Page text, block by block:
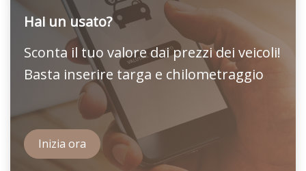
Hai un usato?
Sconta il tuo valore dai prezzi dei veicoli!
Basta inserire targa e chilometraggio
Inizia ora